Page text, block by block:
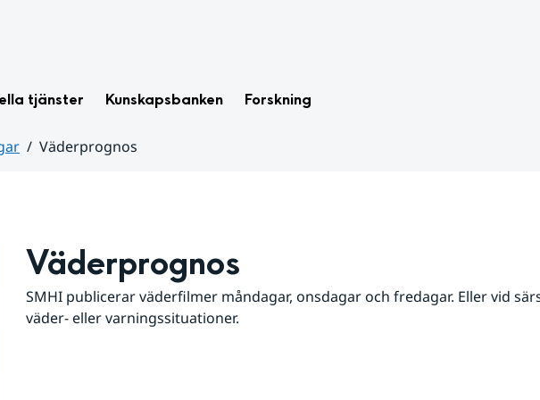
tjänster Kunskapsbanken Forskning
Väderprognos
Väderprognos
SMHI publicerar väderfilmer måndagar, onsdagar och fredagar. Eller vid
väder- eller varningssituationer.